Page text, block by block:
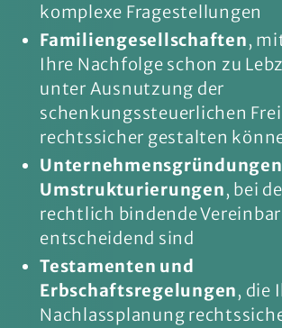
komplexe Fragestellungen
Familiengesellschaften,
Ihre Nachfolge schon zu
unter Ausnutzung der
schenkungssteuerlichen
rechtssicher gestalten
Unternehmensgründungen
Umstrukturierungen, bei
rechtlich bindende
entscheidend sind
Testamenten und
Erbschaftsregelungen, die
Nachlassplanung